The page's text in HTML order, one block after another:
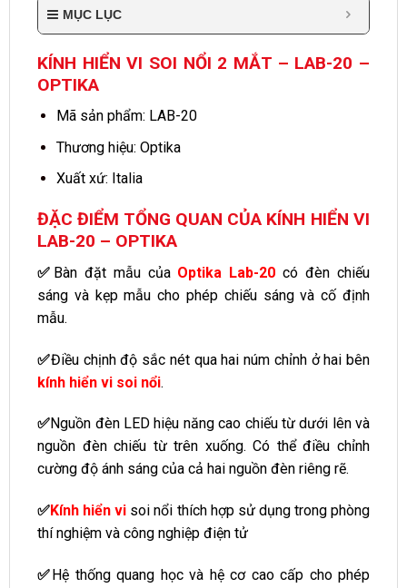
MỤC LỤC
KÍNH HIỂN VI SOI NỔI 2 MẮT – LAB-20 –
OPTIKA
Mã sản phẩm: LAB-20
Thương hiệu: Optika
Xuất xứ: Italia
ĐẶC ĐIỂM TỔNG QUAN CỦA KÍNH HIỂN VI
LAB-20 – OPTIKA
✅ Bàn đặt mẫu của Optika Lab-20 có đèn chiếu
sáng và kẹp mẫu cho phép chiếu sáng và cố định
mẫu.
✅Điều chịnh độ sắc nét qua hai núm chỉnh ở hai bên
kính hiển vi soi nổi.
✅Nguồn đèn LED hiệu năng cao chiếu từ dưới lên và
nguồn đèn chiếu từ trên xuống. Có thể điều chỉnh
cường độ ánh sáng của cả hai nguồn đèn riêng rẽ.
✅Kính hiển vi soi nổi thích hợp sử dụng trong phòng
thí nghiệm và công nghiệp điện tử
✅Hệ thống quang học và hệ cơ cao cấp cho phép